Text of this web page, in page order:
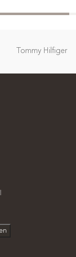
Tommy Hilfiger